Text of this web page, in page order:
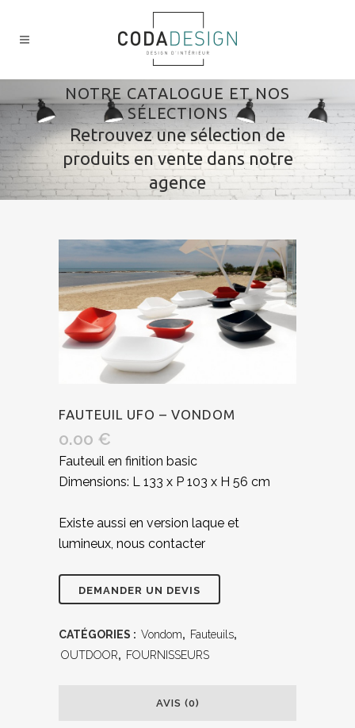
NOTRE CATALOGUE ET NOS
SÉLECTIONS
Retrouvez une sélection de
produits en vente dans notre
agence
FAUTEUIL UFO – VONDOM
0.00 €
Fauteuil en finition basic
Dimensions: L 133 x P 103 x H 56 cm
Existe aussi en version laque et
lumineux, nous contacter
CATÉGORIES : Vondom, Fauteuils,
OUTDOOR, FOURNISSEURS
AVIS (0)